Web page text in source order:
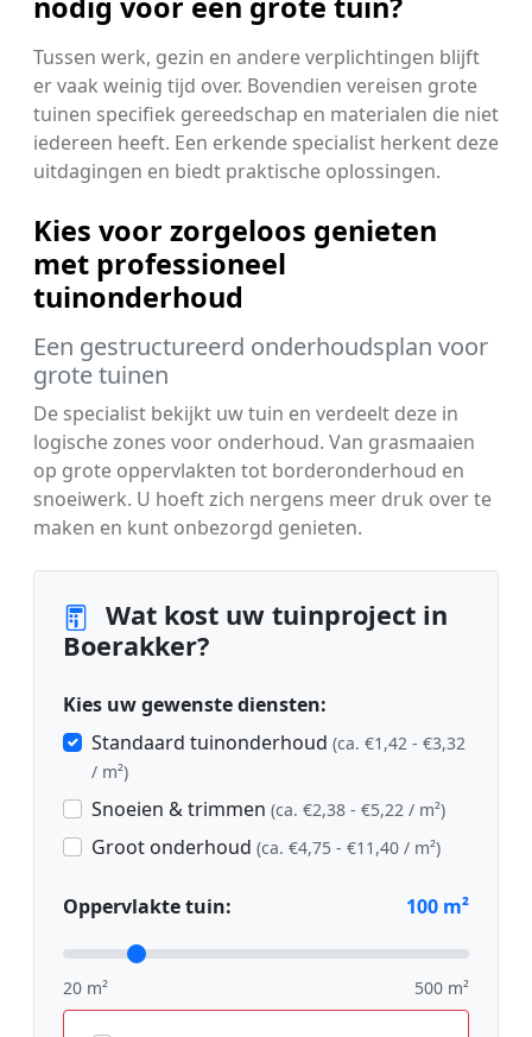
Tussen werk, gezin en andere verplichtingen blijft
er vaak weinig tijd over. Bovendien vereisen grote
tuinen specifiek gereedschap en materialen die niet
iedereen heeft. Een erkende specialist herkent deze
uitdagingen en biedt praktische oplossingen.
Kies voor zorgeloos genieten
met professioneel
tuinonderhoud
Een gestructureerd onderhoudsplan voor
grote tuinen
De specialist bekijkt uw tuin en verdeelt deze in
logische zones voor onderhoud. Van grasmaaien
op grote oppervlakten tot borderonderhoud en
snoeiwerk. U hoeft zich nergens meer druk over te
maken en kunt onbezorgd genieten.
Wat kost uw tuinproject in
Boerakker?
Kies uw gewenste diensten:
Standaard tuinonderhoud (ca. €1,42 - €3,32
/ m²)
Snoeien & trimmen (ca. €2,38 - €5,22 / m²)
Groot onderhoud (ca. €4,75 - €11,40 / m²)
Oppervlakte tuin: 100 m²
20 m² 500 m²